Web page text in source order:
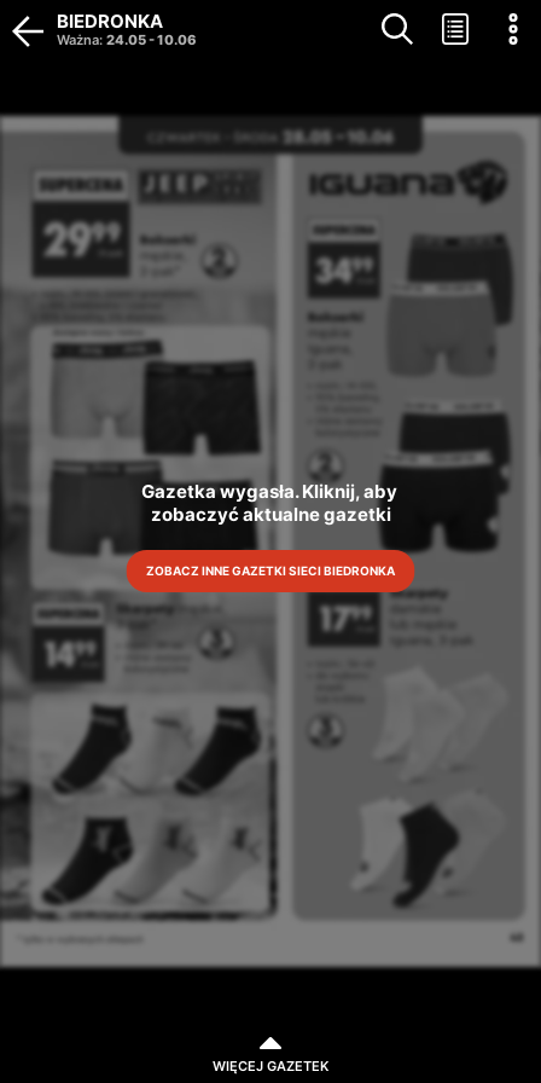
Gazetka wygasła. Kliknij, aby
zobaczyć aktualne gazetki
ZOBACZ INNE GAZETKI SIECI BIEDRONKA
BIEDRONKA
Ważna: 24.05-10.06
WIĘCEJ GAZETEK